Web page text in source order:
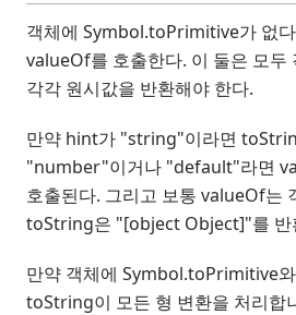
객체에 Symbol.toPrimitive가 없
valueOf를 호출한다. 이 둘은 모두
각각 원시값을 반환해야 한다.
만약 hint가 "string"이라면
"number"이거나 "default"라면
호출된다. 그리고 보통 valueOf는
toString은 "[object Object]"를 반
만약 객체에 Symbol.toPrimitive
toString이 모든 형 변환을 처리합